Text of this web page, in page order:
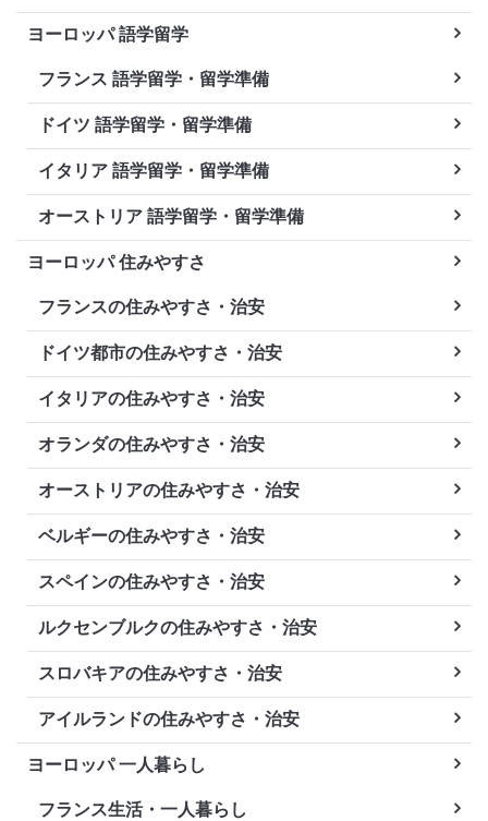
ヨーロッパ 語学留学
フランス 語学留学・留学準備
ドイツ 語学留学・留学準備
イタリア 語学留学・留学準備
オーストリア 語学留学・留学準備
ヨーロッパ 住みやすさ
フランスの住みやすさ・治安
ドイツ都市の住みやすさ・治安
イタリアの住みやすさ・治安
オランダの住みやすさ・治安
オーストリアの住みやすさ・治安
ベルギーの住みやすさ・治安
スペインの住みやすさ・治安
ルクセンブルクの住みやすさ・治安
スロバキアの住みやすさ・治安
アイルランドの住みやすさ・治安
ヨーロッパ 一人暮らし
フランス生活・一人暮らし